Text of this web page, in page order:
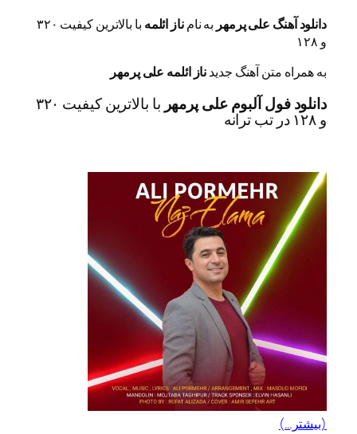
دانلود آهنگ علی پرمهر به نامناز ائلمه
با بالاترین کیفیت ۳۲۰
و ۱۲۸
به همراه متن آهنگ جدیدناز ائلمه علی پرمهر
دانلود فول آلبوم علی پرمهر با بالاترین کیفیت ۳۲۰
و ۱۲۸ در تب ترانه
(بیشتر…)